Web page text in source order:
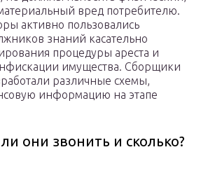
вред потребителю.
активно пользовались
знаний касательно
процедуры ареста и
имущества. Сборщики
различные схемы,
информацию на этапе
они звонить и сколько?